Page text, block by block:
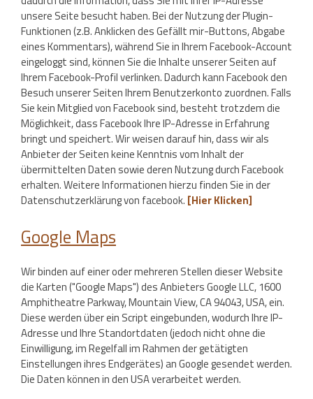
unsere Seite besucht haben. Bei der Nutzung der Plugin-
Funktionen (z.B. Anklicken des Gefällt mir-Buttons, Abgabe
eines Kommentars), während Sie in Ihrem Facebook-Account
eingeloggt sind, können Sie die Inhalte unserer Seiten auf
Ihrem Facebook-Profil verlinken. Dadurch kann Facebook den
Besuch unserer Seiten Ihrem Benutzerkonto zuordnen. Falls
Sie kein Mitglied von Facebook sind, besteht trotzdem die
Möglichkeit, dass Facebook Ihre IP-Adresse in Erfahrung
bringt und speichert. Wir weisen darauf hin, dass wir als
Anbieter der Seiten keine Kenntnis vom Inhalt der
übermittelten Daten sowie deren Nutzung durch Facebook
erhalten. Weitere Informationen hierzu finden Sie in der
Datenschutzerklärung von facebook. [Hier Klicken]
Google Maps
Wir binden auf einer oder mehreren Stellen dieser Website
die Karten ("Google Maps") des Anbieters Google LLC, 1600
Amphitheatre Parkway, Mountain View, CA 94043, USA, ein.
Diese werden über ein Script eingebunden, wodurch Ihre IP-
Adresse und Ihre Standortdaten (jedoch nicht ohne die
Einwilligung, im Regelfall im Rahmen der getätigten
Einstellungen ihres Endgerätes) an Google gesendet werden.
Die Daten können in den USA verarbeitet werden.